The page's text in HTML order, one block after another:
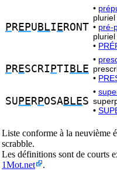
P REPU BLI E RONT
•
• pré-
•
P RESCRI PTI BLE
•
•
SU PE RPOSABLES
•
•
Liste conforme à la neuvième
scrabble.
Les définitions sont de courts
1Mot.net
.